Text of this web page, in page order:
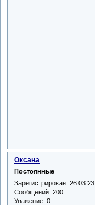
Оксана
Постоянные
Зарегистрирован: 26.03.23
Сообщений: 200
Уважение: 0